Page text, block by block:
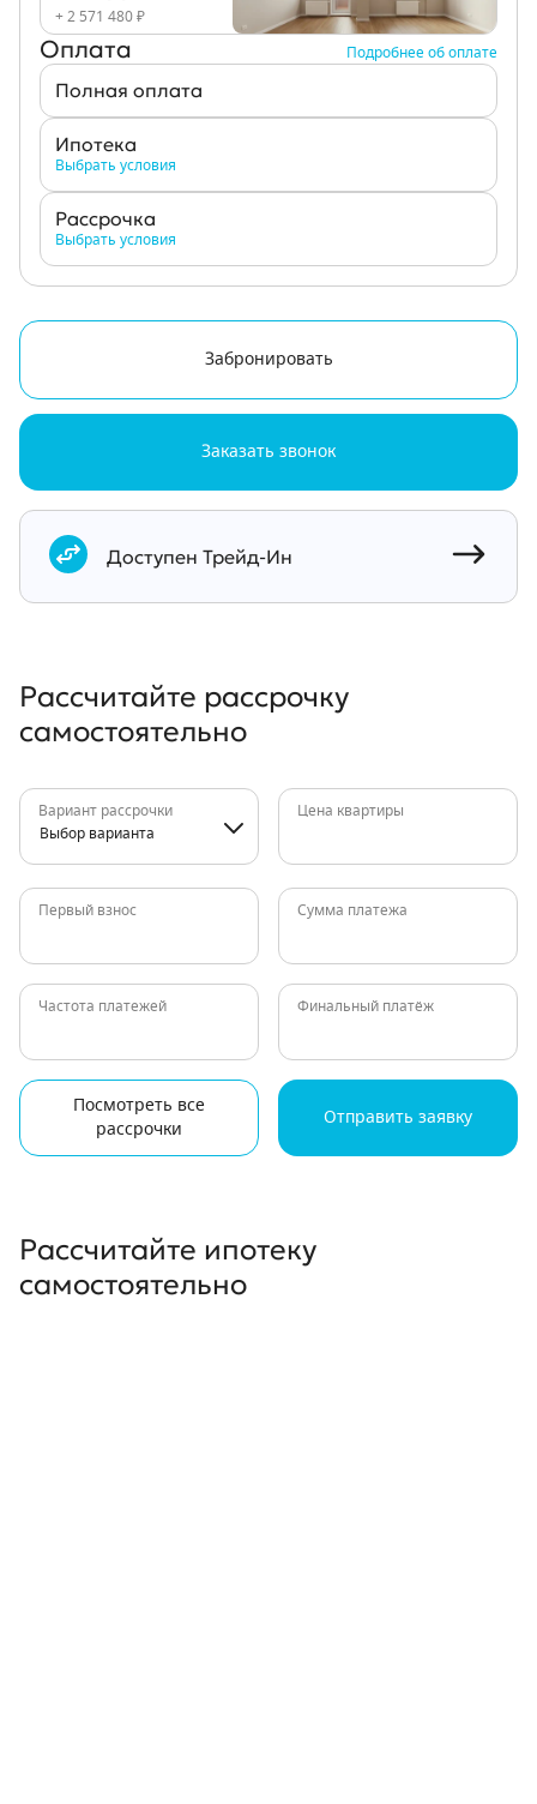
+ 2 571 480 ₽
Оплата Подробнее об оплате
Полная оплата
Ипотека
Выбрать условия
Рассрочка
Выбрать условия
Забронировать
Заказать звонок
Документы
Доступен Трейд-Ин
Рассчитайте рассрочку
самостоятельно
Вариант рассрочки
Выбор варианта
Цена квартиры
Первый взнос Сумма платежа
Частота платежей Финальный платёж
Посмотреть все
рассрочки
Отправить заявку
Рассчитайте ипотеку
самостоятельно